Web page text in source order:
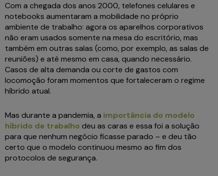
Com a chegada dos anos 2000, telefones celulares e
notebooks aumentaram a mobilidade no próprio
ambiente de trabalho: agora os aparelhos corporativos
não eram usados somente na mesa do escritório, mas
também em outras salas (como, por exemplo, as salas de
reuniões) e até mesmo em casa, quando necessário.
Casos de alta demanda ou corte de gastos com
locomoção foram momentos que fortaleceram o regime
híbrido atual.
Mas durante a pandemia, a importância do modelo
híbrido de trabalho deu as caras e essa foi a solução
para que nenhum negócio ficasse parado – e deu tão
certo que o modelo continuou mesmo ao fim dos
protocolos de segurança.